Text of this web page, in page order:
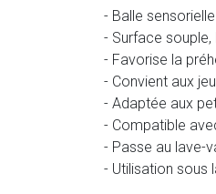
- Balle
- Surface
- Favorise la
- Convient aux
- Adaptée aux
- Compatible
- Passe au lave-
- Utilisation sous